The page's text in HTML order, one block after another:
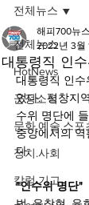
전체뉴스
HotNews
군정소식
문화.예술.스포
정치.사회
칼럼.기고
전체뉴스
대통령직 인
해피700뉴
2022년 3월
대통령직 인
었다.  평창지
수위 명단에
중앙에서의 역
다.
"인수위 명단"